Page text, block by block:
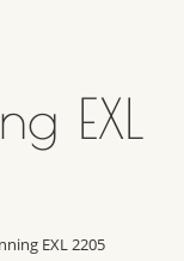
EXL
EXL 2205